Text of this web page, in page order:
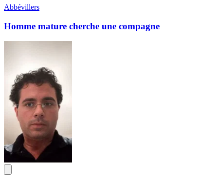
Abbévillers
Homme mature cherche une compagne